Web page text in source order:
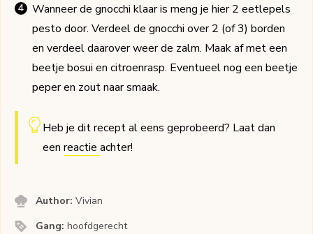
Wanneer de gnocchi klaar is meng je hier 2 eetlepels
pesto door. Verdeel de gnocchi over 2 (of 3) borden
en verdeel daarover weer de zalm. Maak af met een
beetje bosui en citroenrasp. Eventueel nog een beetje
peper en zout naar smaak.
Heb je dit recept al eens geprobeerd? Laat dan
een reactie achter!
Author:Vivian
Gang:hoofdgerecht